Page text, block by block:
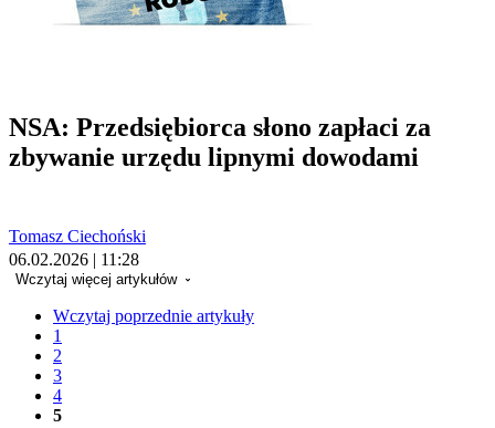
NSA: Przedsiębiorca słono zapłaci za
zbywanie urzędu lipnymi dowodami
Tomasz Ciechoński
06.02.2026 | 11:28
Wczytaj więcej artykułów
Wczytaj poprzednie artykuły
1
2
3
4
5